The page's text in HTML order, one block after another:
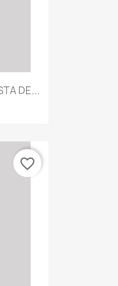
DE...
favorite_border